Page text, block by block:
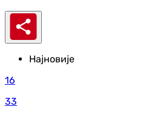
Најновије
16
33